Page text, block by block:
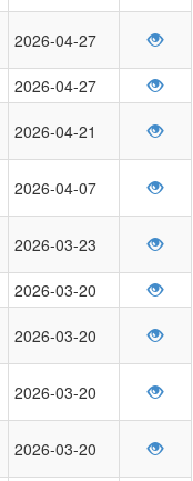
2026-04-27
2026-04-27
2026-04-21
2026-04-07
2026-03-23
2026-03-20
2026-03-20
2026-03-20
2026-03-20